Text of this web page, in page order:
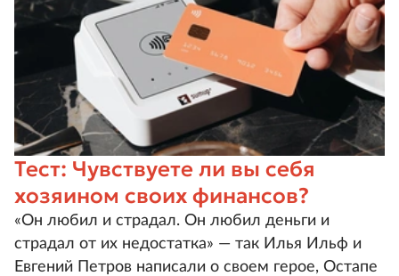
Тест: Чувствуете ли вы себя
хозяином своих финансов?
«Он любил и страдал. Он любил деньги и
страдал от их недостатка» — так Илья Ильф и
Евгений Петров написали о своем герое, Остапе